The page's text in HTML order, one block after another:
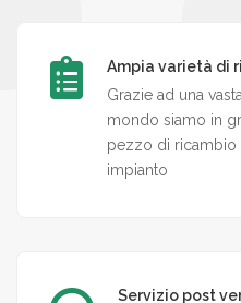
Ampia varietà di
Grazie ad una
mondo siamo in
pezzo di ricambio
impianto
Servizio post